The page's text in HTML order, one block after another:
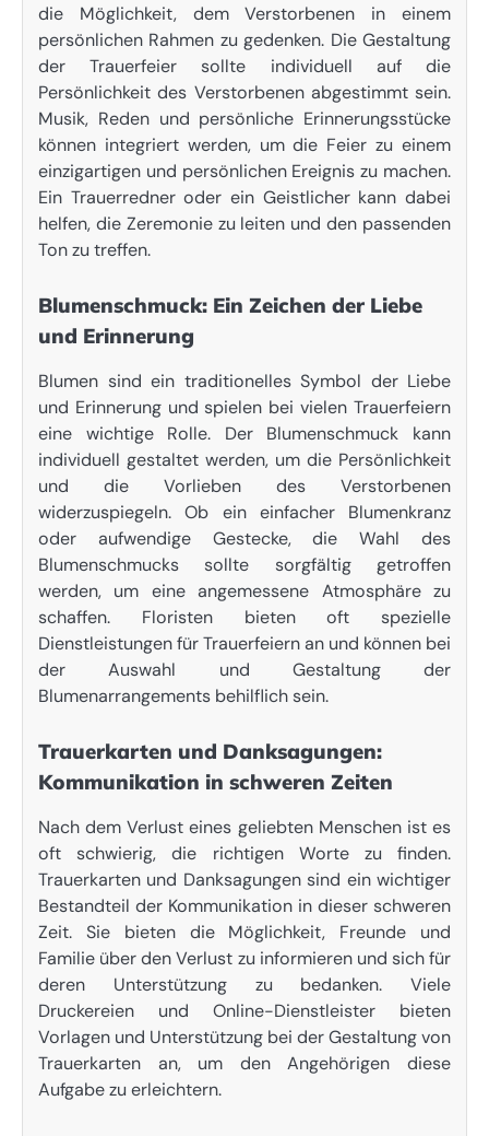
die Möglichkeit, dem Verstorbenen in einem
persönlichen Rahmen zu gedenken. Die Gestaltung
der Trauerfeier sollte individuell auf die
Persönlichkeit des Verstorbenen abgestimmt sein.
Musik, Reden und persönliche Erinnerungsstücke
können integriert werden, um die Feier zu einem
einzigartigen und persönlichen Ereignis zu machen.
Ein Trauerredner oder ein Geistlicher kann dabei
helfen, die Zeremonie zu leiten und den passenden
Ton zu treffen.
Blumenschmuck: Ein Zeichen der Liebe
und Erinnerung
Blumen sind ein traditionelles Symbol der Liebe
und Erinnerung und spielen bei vielen Trauerfeiern
eine wichtige Rolle. Der Blumenschmuck kann
individuell gestaltet werden, um die Persönlichkeit
und die Vorlieben des Verstorbenen
widerzuspiegeln. Ob ein einfacher Blumenkranz
oder aufwendige Gestecke, die Wahl des
Blumenschmucks sollte sorgfältig getroffen
werden, um eine angemessene Atmosphäre zu
schaffen. Floristen bieten oft spezielle
Dienstleistungen für Trauerfeiern an und können bei
der Auswahl und Gestaltung der
Blumenarrangements behilflich sein.
Trauerkarten und Danksagungen:
Kommunikation in schweren Zeiten
Nach dem Verlust eines geliebten Menschen ist es
oft schwierig, die richtigen Worte zu finden.
Trauerkarten und Danksagungen sind ein wichtiger
Bestandteil der Kommunikation in dieser schweren
Zeit. Sie bieten die Möglichkeit, Freunde und
Familie über den Verlust zu informieren und sich für
deren Unterstützung zu bedanken. Viele
Druckereien und Online-Dienstleister bieten
Vorlagen und Unterstützung bei der Gestaltung von
Trauerkarten an, um den Angehörigen diese
Aufgabe zu erleichtern.